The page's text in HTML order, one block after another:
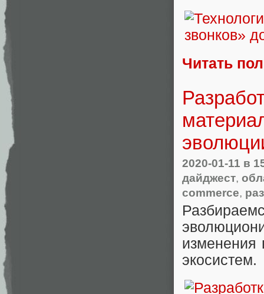
Читать
2020-01-11 в
дайджест,
commerce,
изменения
экосистем.